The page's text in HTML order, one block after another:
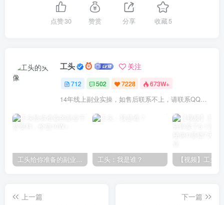
点赞30 赞赏 分享 收藏5
工头 关注
712 502 7228 673W+
14年线上副业实操，如售后联系不上，请联系QQ：1841000000（6个0）或拨打交付合同中的联系电话！
工头给你准备的副业干货资料，价值10W+ 工头：我是谁？
上一篇
下一篇